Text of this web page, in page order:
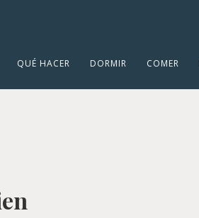
QUÉ HACER DORMIR COMER